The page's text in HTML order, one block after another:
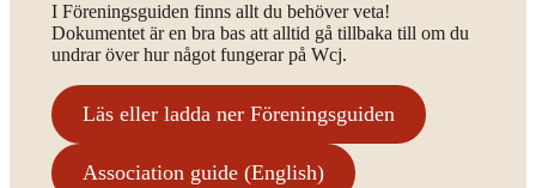
I Föreningsguiden finns allt du behöver veta!
Dokumentet är en bra bas att alltid gå tillbaka till om du
undrar över hur något fungerar på Wcj.
Läs eller ladda ner Föreningsguiden
Association guide (English)